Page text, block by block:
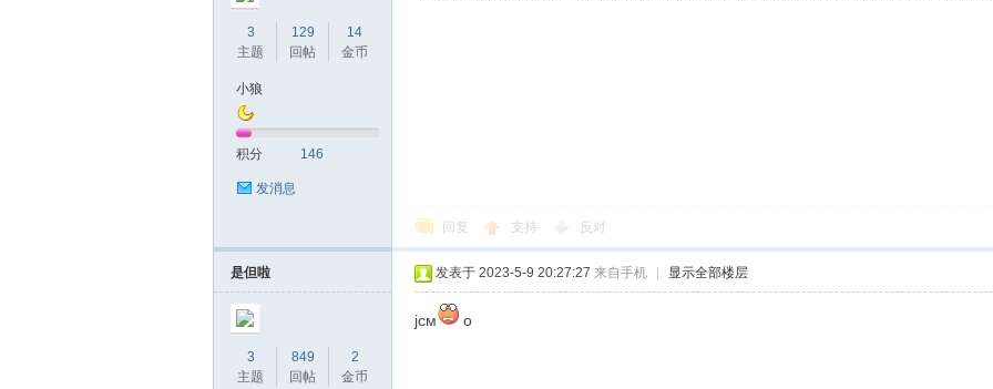
3
主题
129
回帖
14
金币
小狼
积分 146
发消息
回复 支持 反对
是但啦
3
主题
849
回帖
2
金币
发表于 2023-5-9 20:27:27 来自手机 显示全部楼层
jcм о